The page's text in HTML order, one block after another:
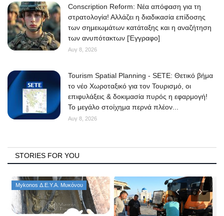
Conscription Reform: Νέα απόφαση για τη
στρατολογία! Αλλάζει η διαδικασία επίδοσης
των σημειωμάτων κατάταξης και η αναζήτηση
των ανυπότακτων [Έγγραφο]
Αυγ 8, 2026
Tourism Spatial Planning - SETE: Θετικό βήμα
το νέο Χωροταξικό για τον Τουρισμό, οι
επιφυλάξεις & δοκιμασία πυρός η εφαρμογή!
Το μεγάλο στοίχημα περνά πλέον...
Αυγ 8, 2026
STORIES FOR YOU
Mykonos Δ.Ε.Υ.Α. Μυκόνου